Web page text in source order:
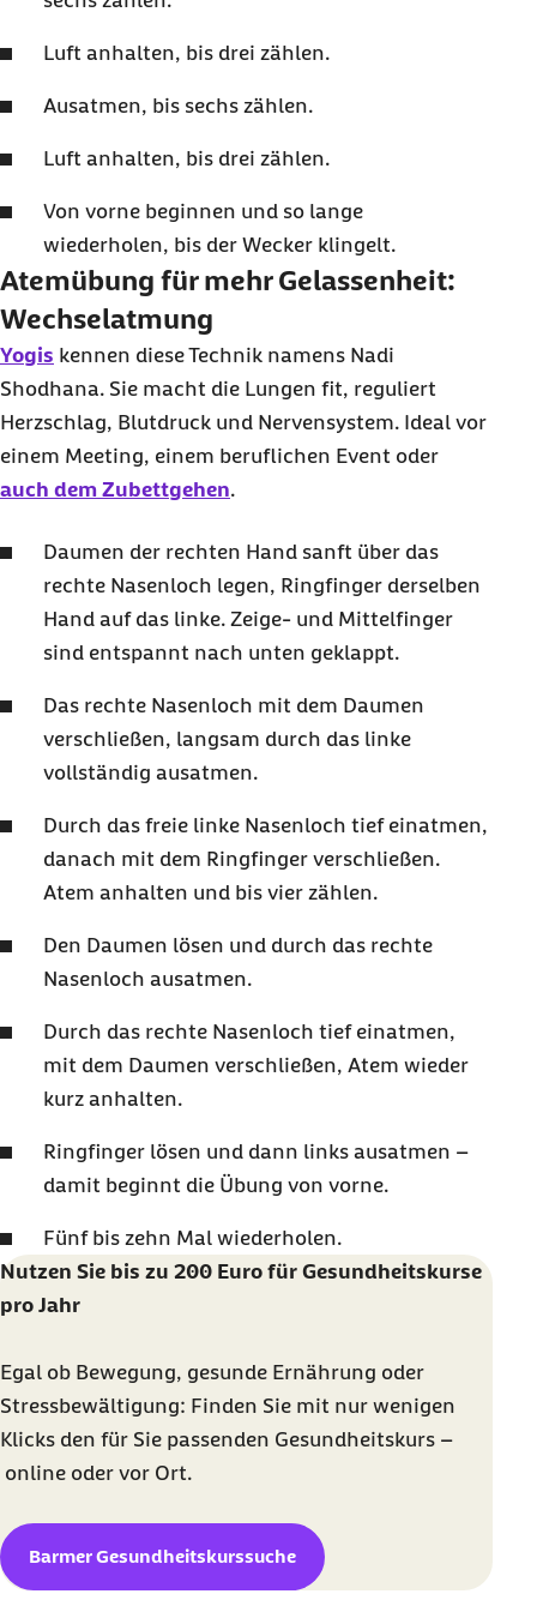
Luft anhalten, bis drei zählen.
Ausatmen, bis sechs zählen.
Luft anhalten, bis drei zählen.
Von vorne beginnen und so lange
wiederholen, bis der Wecker klingelt.
Atemübung für mehr Gelassenheit:
Wechselatmung
Yogis kennen diese Technik namens Nadi
Shodhana. Sie macht die Lungen fit, reguliert
Herzschlag, Blutdruck und Nervensystem. Ideal vor
einem Meeting, einem beruflichen Event oder
auch dem Zubettgehen.
Daumen der rechten Hand sanft über das
rechte Nasenloch legen, Ringfinger derselben
Hand auf das linke. Zeige- und Mittelfinger
sind entspannt nach unten geklappt.
Das rechte Nasenloch mit dem Daumen
verschließen, langsam durch das linke
vollständig ausatmen.
Durch das freie linke Nasenloch tief einatmen,
danach mit dem Ringfinger verschließen.
Atem anhalten und bis vier zählen.
Den Daumen lösen und durch das rechte
Nasenloch ausatmen.
Durch das rechte Nasenloch tief einatmen,
mit dem Daumen verschließen, Atem wieder
kurz anhalten.
Ringfinger lösen und dann links ausatmen –
damit beginnt die Übung von vorne.
Fünf bis zehn Mal wiederholen.
Nutzen Sie bis zu 200 Euro für Gesundheitskurse
pro Jahr
Egal ob Bewegung, gesunde Ernährung oder
Stressbewältigung: Finden Sie mit nur wenigen
Klicks den für Sie passenden Gesundheitskurs –
online oder vor Ort.
Barmer Gesundheitskurssuche